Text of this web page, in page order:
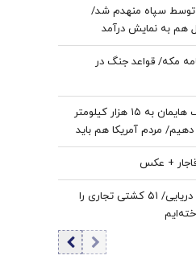
اف 15 آمریکا که توسط سپاه منهدم شد/
هم به نمایش درآمد
مکه/ قواعد جنگ در
امام‌ جمعه اهواز: با افزایش برد موشک هایمان به ۱۵ هزار کیلومتر
مردم آمریکا هم باید
موشک خوردن را ببینند/ نباید نسبت به مساله حجاب و عفاف بی
قاجار + عکس
ادعاهای جدید سنتکام درباره محاصره دریایی/ ۵۱ کشتی تجاری را